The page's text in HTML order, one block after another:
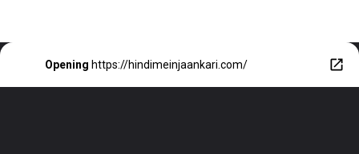
Opening https://hindimeinjaankari.com/